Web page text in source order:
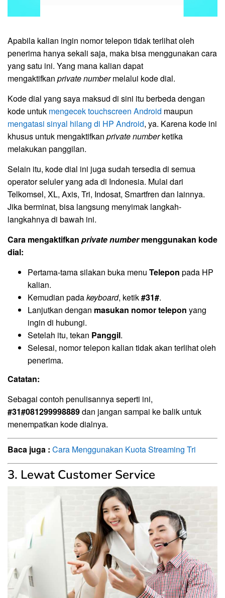
Apabila kalian ingin nomor telepon tidak terlihat oleh
penerima hanya sekali saja, maka bisa menggunakan cara
yang satu ini. Yang mana kalian dapat
mengaktifkan private numbermelalui kode dial.
Kode dial yang saya maksud di sini itu berbeda dengan
kode untuk mengecek touchscreen Android maupun
mengatasi sinyal hilang di HP Android, ya. Karena kode ini
khusus untuk mengaktifkan private numberketika
melakukan panggilan.
Selain itu, kode dial ini juga sudah tersedia di semua
operator seluler yang ada di Indonesia. Mulai dari
Telkomsel, XL, Axis, Tri, Indosat, Smartfren dan lainnya.
Jika berminat, bisa langsung menyimak langkah-
langkahnya di bawah ini.
Cara mengaktifkan private numbermenggunakan kode
dial:
Pertama-tama silakan buka menu Telepon pada HP
kalian.
Kemudian padakeyboard, ketik#31#.
Lanjutkan dengan masukan nomor telepon yang
ingin di hubungi.
Setelah itu, tekan Panggil.
Selesai, nomor telepon kalian tidak akan terlihat oleh
penerima.
Catatan:
Sebagai contoh penulisannya seperti ini,
#31#081299998889dan jangan sampai ke balik untuk
menempatkan kode dialnya.
Baca juga : Cara Menggunakan Kuota Streaming Tri
3. Lewat Customer Service